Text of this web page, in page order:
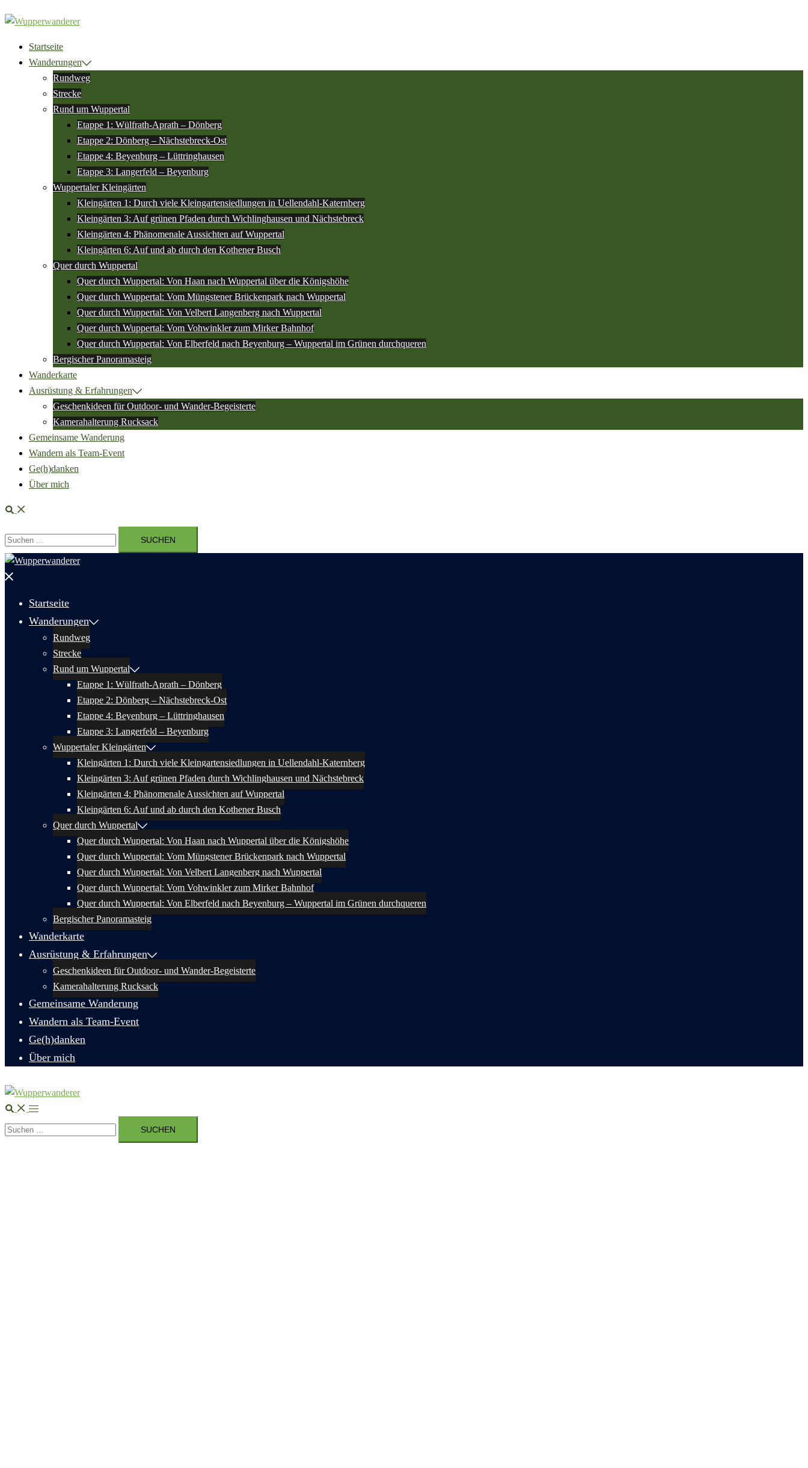
Zum
Inhalt
springenStartseite
Wanderungen
Rundweg
Strecke
Rund um Wuppertal
Etappe 1: Wülfrath-Aprath – Dönberg
Etappe 2: Dönberg – Nächstebreck-Ost
Etappe 4: Beyenburg – Lüttringhausen
Etappe 3: Langerfeld – Beyenburg
Wuppertaler Kleingärten
Kleingärten 1: Durch viele Kleingartensiedlungen in Uellendahl-Katernberg
Kleingärten 3: Auf grünen Pfaden durch Wichlinghausen und Nächstebreck
Kleingärten 4: Phänomenale Aussichten auf Wuppertal
Kleingärten 6: Auf und ab durch den Kothener Busch
Quer durch Wuppertal
Quer durch Wuppertal: Von Haan nach Wuppertal über die Königshöhe
Quer durch Wuppertal: Vom Müngstener Brückenpark nach Wuppertal
Quer durch Wuppertal: Von Velbert Langenberg nach Wuppertal
Quer durch Wuppertal: Vom Vohwinkler zum Mirker Bahnhof
Quer durch Wuppertal: Von Elberfeld nach Beyenburg – Wuppertal im Grünen durchqueren
Bergischer Panoramasteig
Wanderkarte
Ausrüstung & Erfahrungen
Geschenkideen für Outdoor- und Wander-Begeisterte
Kamerahalterung Rucksack
Gemeinsame Wanderung
Wandern als Team-Event
Ge(h)danken
Über mich
Suche
Suchen
nach:
Menü
Startseite
Wanderungen
Rundweg
Strecke
Rund um Wuppertal
Etappe 1: Wülfrath-Aprath – Dönberg
Etappe 2: Dönberg – Nächstebreck-Ost
Etappe 4: Beyenburg – Lüttringhausen
Etappe 3: Langerfeld – Beyenburg
Wuppertaler Kleingärten
Kleingärten 1: Durch viele Kleingartensiedlungen in Uellendahl-Katernberg
Kleingärten 3: Auf grünen Pfaden durch Wichlinghausen und Nächstebreck
Kleingärten 4: Phänomenale Aussichten auf Wuppertal
Kleingärten 6: Auf und ab durch den Kothener Busch
Quer durch Wuppertal
Quer durch Wuppertal: Von Haan nach Wuppertal über die Königshöhe
Quer durch Wuppertal: Vom Müngstener Brückenpark nach Wuppertal
Quer durch Wuppertal: Von Velbert Langenberg nach Wuppertal
Quer durch Wuppertal: Vom Vohwinkler zum Mirker Bahnhof
Quer durch Wuppertal: Von Elberfeld nach Beyenburg – Wuppertal im Grünen durchqueren
Bergischer Panoramasteig
Wanderkarte
Ausrüstung & Erfahrungen
Geschenkideen für Outdoor- und Wander-Begeisterte
Kamerahalterung Rucksack
Gemeinsame Wanderung
Wandern als Team-Event
Ge(h)danken
Über mich
Suche Menü
umschalten
Suchen
nach: